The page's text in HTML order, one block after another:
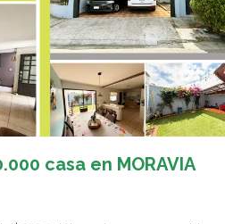
casa en MORAVIA